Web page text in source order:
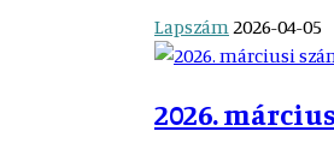
Lapszám2026-04-05
2026.